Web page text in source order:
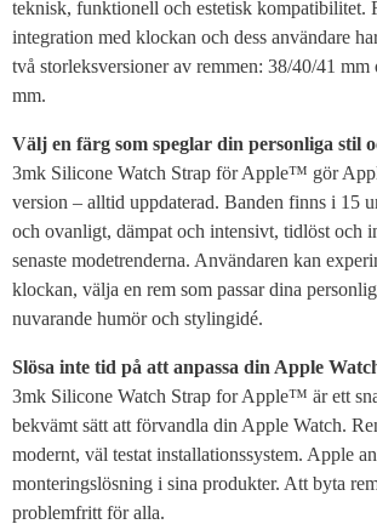
teknisk, funktionell och estetisk kompatibilitet.
integration med klockan och dess användare
två storleksversioner av remmen: 38/40/41
mm.
Välj en färg som speglar din personliga stil
3mk Silicone Watch Strap för Apple™ gör
version – alltid uppdaterad. Banden finns i 15
och ovanligt, dämpat och intensivt, tidlöst och
senaste modetrenderna. Användaren kan
klockan, välja en rem som passar dina
nuvarande humör och stylingidé.
Slösa inte tid på att anpassa din Apple
3mk Silicone Watch Strap for Apple™ är ett
bekvämt sätt att förvandla din Apple Watch.
modernt, väl testat installationssystem. Apple
monteringslösning i sina produkter. Att byta
problemfritt för alla.